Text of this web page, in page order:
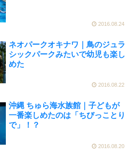
2016.08.24
ネオパークオキナワ｜鳥のジュラ
シックパークみたいで幼児も楽し
めた
2016.08.22
沖縄 ちゅら海水族館｜子どもが
一番楽しめたのは「ちびっことり
で」！？
2016.08.20